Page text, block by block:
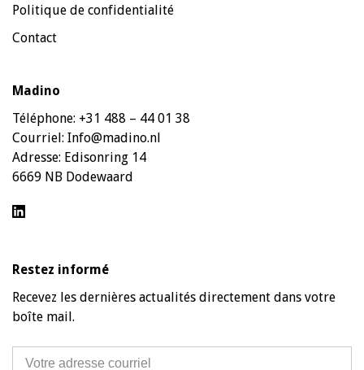
Politique de confidentialité
Contact
Madino
Téléphone: +31 488 – 44 01 38
Courriel: Info@madino.nl
Adresse: Edisonring 14
6669 NB Dodewaard
Restez informé
Recevez les dernières actualités directement dans votre
boîte mail.